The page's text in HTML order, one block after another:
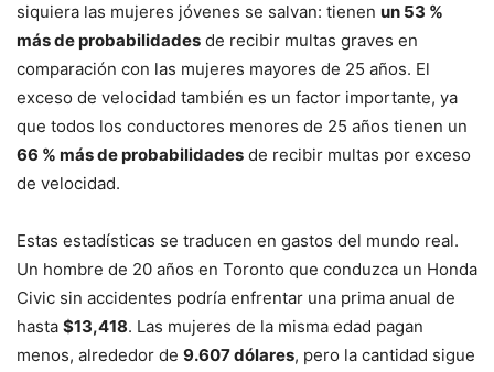
siquiera las mujeres jóvenes se salvan: tienen un 53 %
más de probabilidades de recibir multas graves en
comparación con las mujeres mayores de 25 años. El
exceso de velocidad también es un factor importante, ya
que todos los conductores menores de 25 años tienen un
66 % más de probabilidades de recibir multas por exceso
de velocidad.
Estas estadísticas se traducen en gastos del mundo real.
Un hombre de 20 años en Toronto que conduzca un Honda
Civic sin accidentes podría enfrentar una prima anual de
hasta $13,418. Las mujeres de la misma edad pagan
menos, alrededor de 9.607 dólares, pero la cantidad sigue